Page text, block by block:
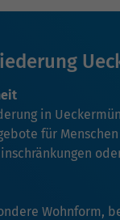
in
für
Wohnform,